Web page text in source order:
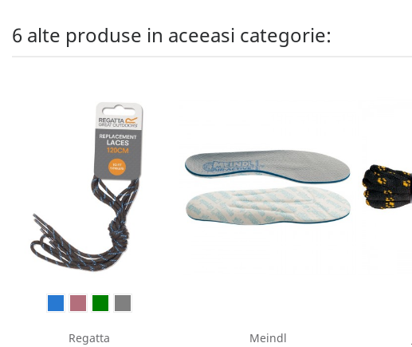
6 alte produse in aceeasi categorie:
Regatta Meindl